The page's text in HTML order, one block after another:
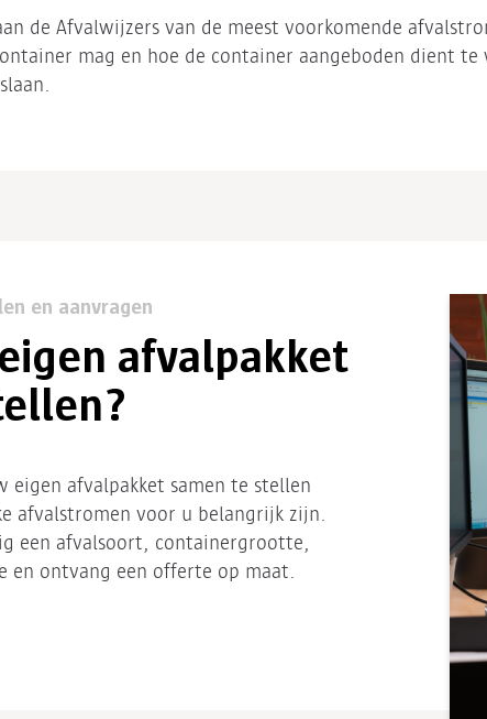
de Afvalwijzers van de meest voorkomende
mag en hoe de container aangeboden dient te
en aanvragen
afvalpakket
eigen afvalpakket samen te stellen
afvalstromen voor u belangrijk zijn.
een afvalsoort, containergrootte,
en ontvang een offerte op maat.